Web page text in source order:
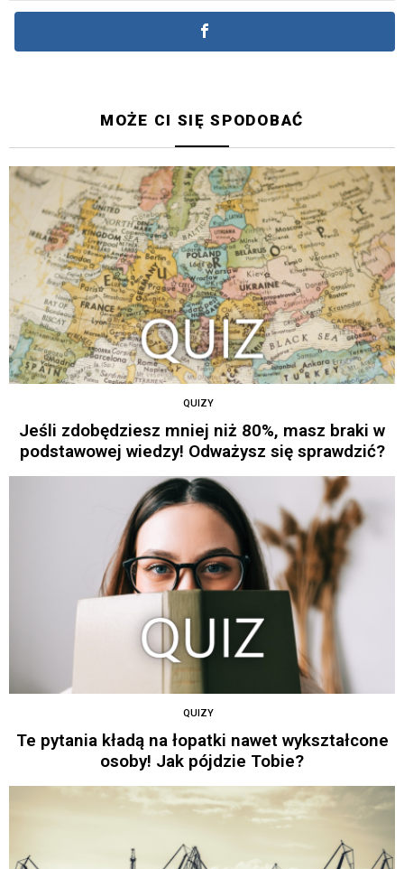
MOŻE CI SIĘ SPODOBAĆ
QUIZY
Jeśli zdobędziesz mniej niż 80%, masz braki w
podstawowej wiedzy! Odważysz się sprawdzić?
QUIZY
Te pytania kładą na łopatki nawet wykształcone
osoby! Jak pójdzie Tobie?